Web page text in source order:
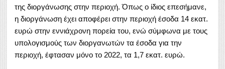
της διοργάνωσης στην περιοχή. Όπως ο ίδιος επεσήμανε,
η διοργάνωση έχει αποφέρει στην περιοχή έσοδα 14 εκατ.
ευρώ στην εννιάχρονη πορεία του, ενώ σύμφωνα με τους
υπολογισμούς των διοργανωτών τα έσοδα για την
περιοχή, έφτασαν μόνο το 2022, τα 1,7 εκατ. ευρώ.